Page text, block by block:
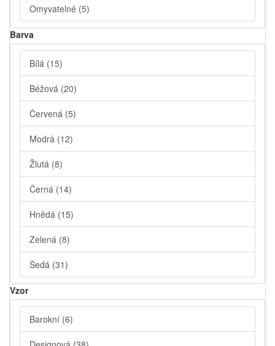
Omyvatelné (5)
Barva
Bílá (15)
Béžová (20)
Červená (5)
Modrá (12)
Žlutá (8)
Černá (14)
Hnědá (15)
Zelená (8)
Šedá (31)
Vzor
Barokní (6)